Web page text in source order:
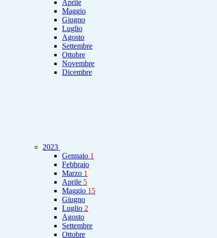
Aprile
Maggio
Giugno
Luglio
Agosto
Settembre
Ottobre
Novembre
Dicembre
2023
Gennaio 1
Febbraio
Marzo 1
Aprile 5
Maggio 15
Giugno
Luglio 2
Agosto
Settembre
Ottobre